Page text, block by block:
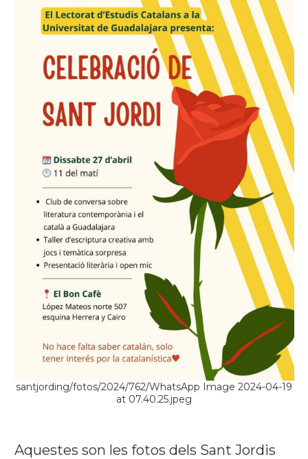
santjording/fotos/2024/762/WhatsApp Image 2024-04-19
at 07.40.25.jpeg
Aquestes son les fotos dels Sant Jordis